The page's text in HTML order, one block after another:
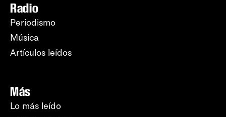
Radio
Periodismo
Música
Artículos leídos
Más
Lo más leído